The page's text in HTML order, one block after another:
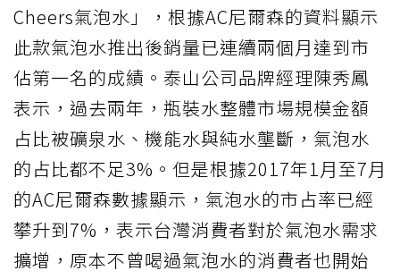
Cheers氣泡水」，根據AC尼爾森的資料顯示
此款氣泡水推出後銷量已連續兩個月達到市
佔第一名的成績。泰山公司品牌經理陳秀鳳
表示，過去兩年，瓶裝水整體市場規模金額
占比被礦泉水、機能水與純水壟斷，氣泡水
的占比都不足3%。但是根據2017年1月至7月
的AC尼爾森數據顯示，氣泡水的市占率已經
攀升到7%，表示台灣消費者對於氣泡水需求
擴增，原本不曾喝過氣泡水的消費者也開始